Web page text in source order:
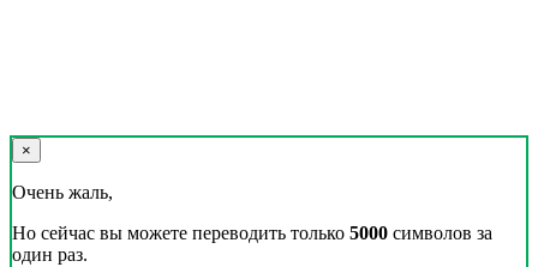
×
Очень жаль,
Но сейчас вы можете переводить только 5000 символов за
один раз.